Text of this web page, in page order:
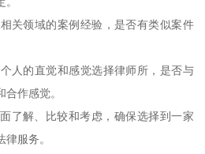
关领域的案例经验，是否有类似案件
人的直觉和感觉选择律师所，是否与
作感觉。
了解、比较和考虑，确保选择到一家
服务。